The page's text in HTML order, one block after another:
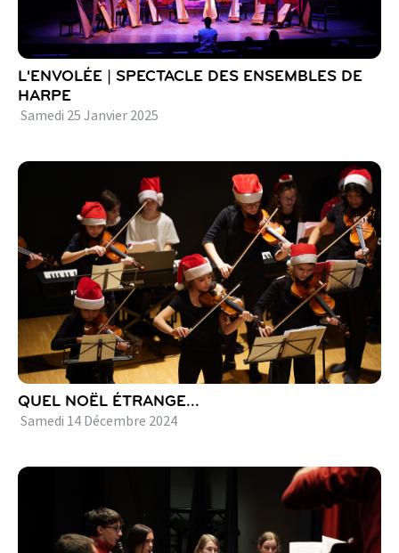
L'ENVOLÉE | SPECTACLE DES ENSEMBLES DE
HARPE
Samedi 25 Janvier 2025
QUEL NOËL ÉTRANGE...
Samedi 14 Décembre 2024